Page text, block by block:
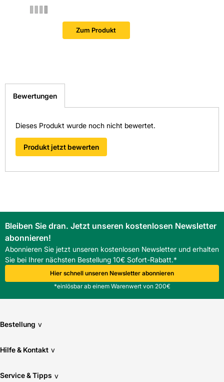
Zum Produkt
Bewertungen
Dieses Produkt wurde noch nicht bewertet.
Produkt jetzt bewerten
Bleiben Sie dran. Jetzt unseren kostenlosen Newsletter
abonnieren!
Abonnieren Sie jetzt unseren kostenlosen Newsletter und erhalten
Sie bei Ihrer nächsten Bestellung 10€ Sofort-Rabatt.*
Hier schnell unseren Newsletter abonnieren
*einlösbar ab einem Warenwert von 200€
Bestellung v
Hilfe & Kontakt v
Service & Tipps v